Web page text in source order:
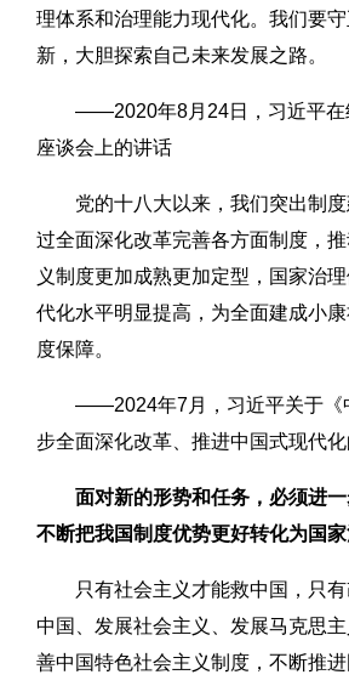
理体系和治理能力现代化。我们要
新，大胆探索自己未来发展之路。
——2020年8月24日，习近平在
座谈会上的讲话
党的十八大以来，我们突出制
过全面深化改革完善各方面制度，
义制度更加成熟更加定型，国家治
代化水平明显提高，为全面建成小
度保障。
——2024年7月，习近平关于《
步全面深化改革、推进中国式现代
面对新的形势和任务，必须进一
不断把我国制度优势更好转化为国
只有社会主义才能救中国，只
中国、发展社会主义、发展马克思
善中国特色社会主义制度，不断推